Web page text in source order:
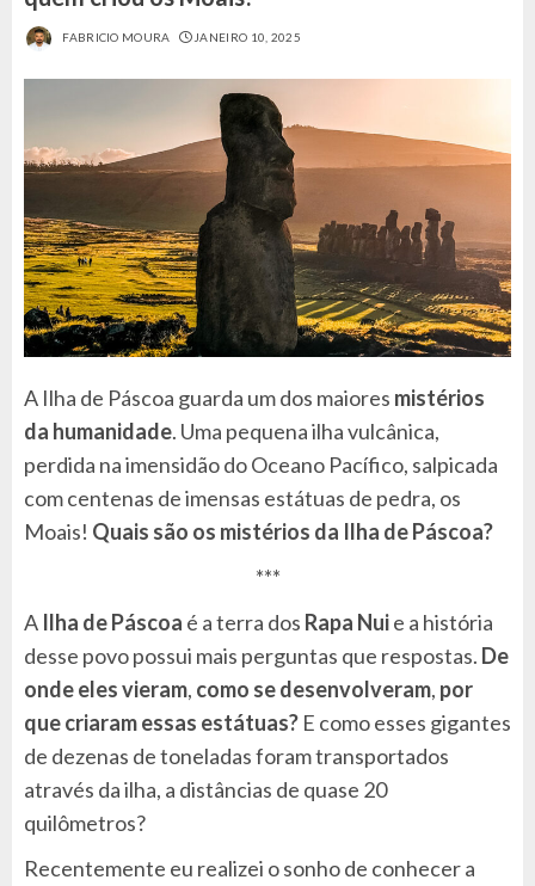
FABRICIO MOURA JANEIRO 10, 2025
A Ilha de Páscoa guarda um dos maiores mistérios
da humanidade. Uma pequena ilha vulcânica,
perdida na imensidão do Oceano Pacífico, salpicada
com centenas de imensas estátuas de pedra, os
Moais! Quais são os mistérios da Ilha de Páscoa?
***
A Ilha de Páscoa é a terra dos Rapa Nuie a história
desse povo possui mais perguntas que respostas. De
onde eles vieram, como se desenvolveram, por
que criaram essas estátuas? E como esses gigantes
de dezenas de toneladas foram transportados
através da ilha, a distâncias de quase 20
quilômetros?
Recentemente eu realizei o sonho de conhecer a